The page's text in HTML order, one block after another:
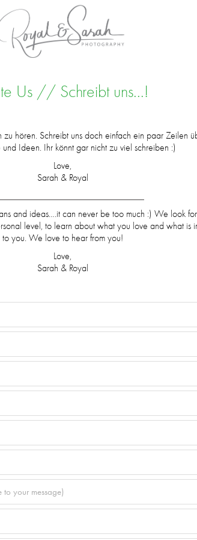
Us // Schreibt uns...!
hören. Schreibt uns doch einfach ein paar Zeilen
und Ideen. Ihr könnt gar nicht zu viel schreiben :)
Love,
Sarah & Royal
and ideas….it can never be too much :) We look
level, to learn about what you love and what is
to you. We love to hear from you!
Love,
Sarah & Royal